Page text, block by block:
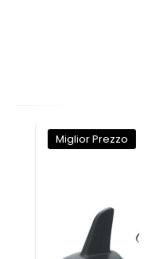
Miglior Prezzo